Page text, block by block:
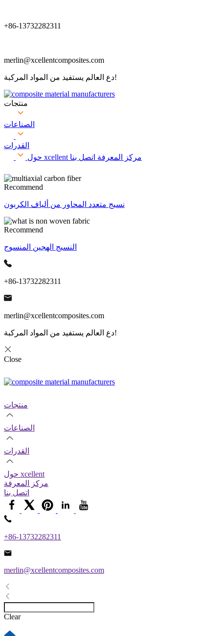
+86-13732282311
merlin@xcellentcomposites.com
دع العالم يستفيد من المواد المركبة!
منتجات
الصناعات
القدرات
حول xcellent
مركز المعرفة اتصل بنا
Recommend
نسيج متعدد المحاور من ألياف الكربون
Recommend
النسيج الهجين المنسوج
+86-13732282311
merlin@xcellentcomposites.com
دع العالم يستفيد من المواد المركبة!
Close
منتجات
الصناعات
القدرات
حول xcellent
مركز المعرفة
اتصل بنا
+86-13732282311
merlin@xcellentcomposites.com
Clear